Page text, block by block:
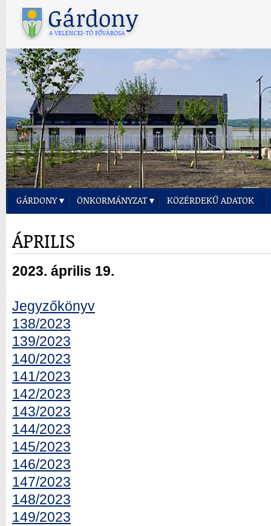
GÁRDONY ÖNKORMÁNYZAT KÖZÉRDEKŰ ADATOK
ÁPRILIS
2023. április 19.
Jegyzőkönyv
138/2023
139/2023
140/2023
141/2023
142/2023
143/2023
144/2023
145/2023
146/2023
147/2023
148/2023
149/2023